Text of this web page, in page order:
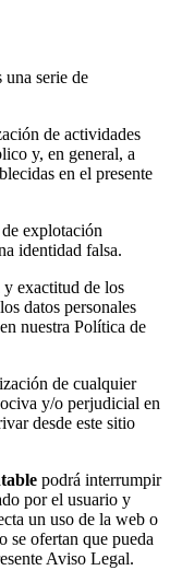
serie de
de actividades
y, en general, a
en el presente
explotación
identidad falsa.
y exactitud de los
datos personales
nuestra Política de
de cualquier
y/o perjudicial en
desde este sitio
podrá interrumpir
por el usuario y
un uso de la web o
se ofertan que pueda
Aviso Legal.